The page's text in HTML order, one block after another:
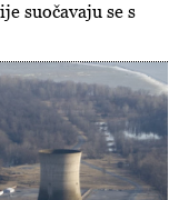
suočavaju se s